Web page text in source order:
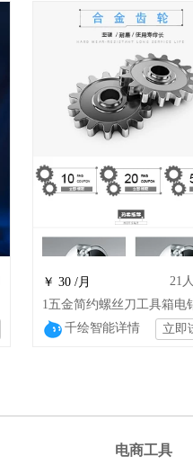
￥ 30 /月 21
千绘智能详情 立即
电商工具